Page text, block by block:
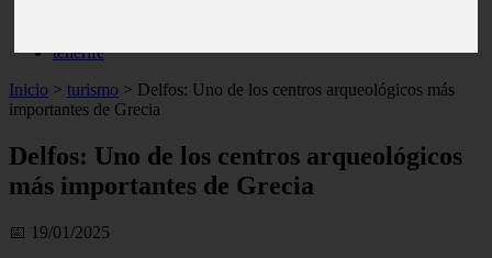
tenerife
Inicio > turismo > Delfos: Uno de los centros arqueológicos más
importantes de Grecia
Delfos: Uno de los centros arqueológicos
más importantes de Grecia
📅 19/01/2025